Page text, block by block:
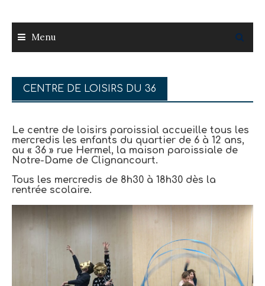
Menu
CENTRE DE LOISIRS DU 36
Le centre de loisirs paroissial accueille tous les
mercredis les enfants du quartier de 6 à 12 ans,
au « 36 » rue Hermel, la maison paroissiale de
Notre-Dame de Clignancourt.
Tous les mercredis de 8h30 à 18h30 dès la
rentrée scolaire.